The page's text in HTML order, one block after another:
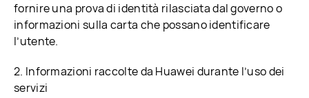
fornire una prova di identità rilasciata dal governo o
informazioni sulla carta che possano identificare
l’utente.
2. Informazioni raccolte da Huawei durante l’uso dei
servizi